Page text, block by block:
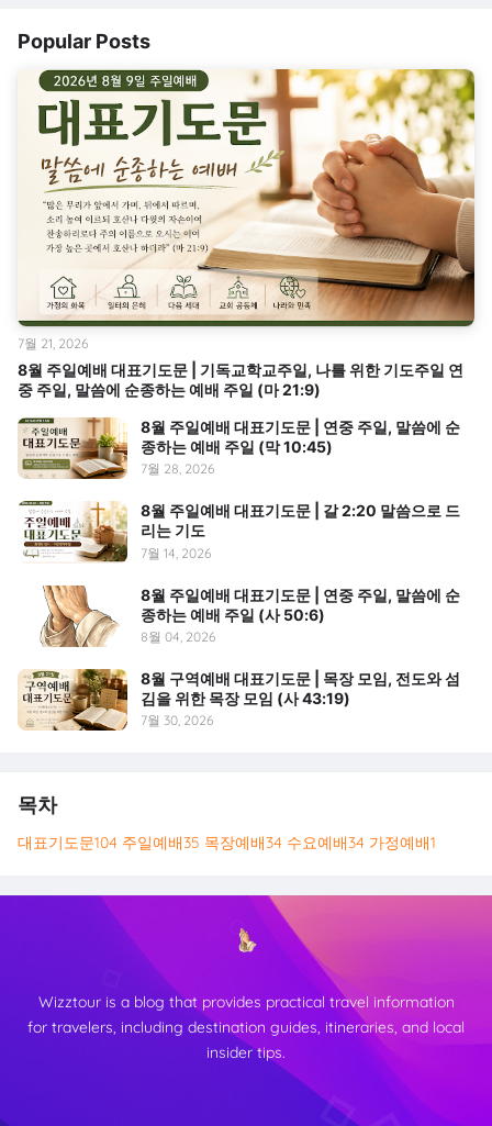
Popular Posts
8월 주일예배 대표기도문 | 기독교학교주일, 나를 위한 기도주일 연
중 주일, 말씀에 순종하는 예배 주일 (마 21:9)
7월 21, 2026
8월 주일예배 대표기도문 | 연중 주일, 말씀에 순
종하는 예배 주일 (막 10:45)
7월 28, 2026
8월 주일예배 대표기도문 | 갈 2:20 말씀으로 드
리는 기도
7월 14, 2026
8월 주일예배 대표기도문 | 연중 주일, 말씀에 순
종하는 예배 주일 (사 50:6)
8월 04, 2026
8월 구역예배 대표기도문 | 목장 모임, 전도와 섬
김을 위한 목장 모임 (사 43:19)
7월 30, 2026
목차
대표기도문104 주일예배35 목장예배34 수요예배34 가정예배1
Wizztour is a blog that provides practical travel information
for travelers, including destination guides, itineraries, and local
insider tips.